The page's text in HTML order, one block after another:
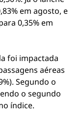
em agosto, e
0,35% em
foi impactada
aéreas
Segundo o
o segundo
índice.